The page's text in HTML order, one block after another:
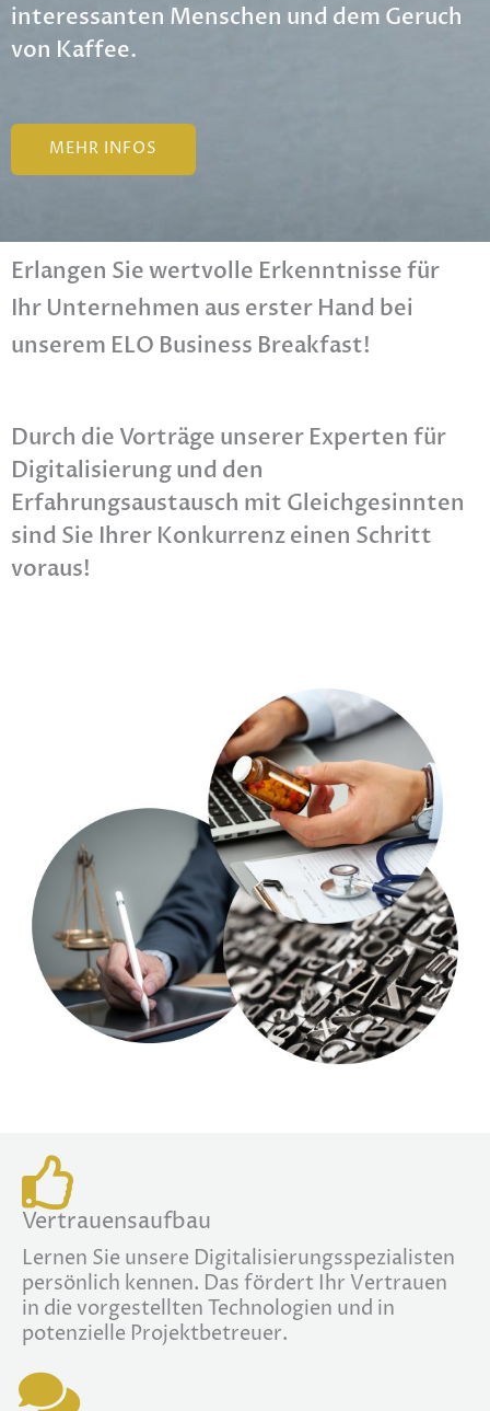
interessanten Menschen und dem Geruch
von Kaffee.
MEHR INFOS
Erlangen Sie wertvolle Erkenntnisse für
Ihr­ ­Unternehmen aus erster Hand bei
unserem ELO Business Breakfast!
Durch die Vorträge unserer Experten für
Digitalisierung und den
Erfahrungsaustausch mit Gleichgesinnten
sind Sie Ihrer Konkurrenz einen Schritt
voraus!
Vertrauensaufbau
Lernen Sie unsere Digitalisierungsspezialisten
persönlich kennen. Das fördert Ihr Vertrauen
in die vorgestellten Technologien und in
potenzielle Projektbetreuer.